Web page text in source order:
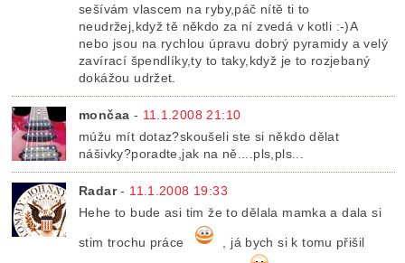
sešívám vlascem na ryby,páč nítě ti to
neudržej,když tě někdo za ní zvedá v kotli :-)A
nebo jsou na rychlou úpravu dobrý pyramidy a velý
zavírací špendlíky,ty to taky,když je to rozjebaný
dokážou udržet.
mončaa - 11.1.2008 21:10
múžu mít dotaz?skoušeli ste si někdo dělat
nášivky?poradte,jak na ně....pls,pls...
Radar- 11.1.2008 19:33
Hehe to bude asi tim že to dělala mamka a dala si
stim trochu práce , já bych si k tomu přišil